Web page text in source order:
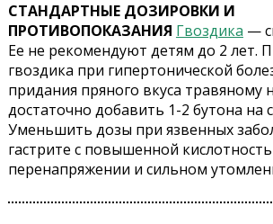
СТАНДАРТНЫЕ ДОЗИРОВКИ И
ПРОТИВОПОКАЗАНИЯ Гвоздика —
Ее не рекомендуют детям до 2 лет.
гвоздика при гипертонической
придания пряного вкуса травяному
достаточно добавить 1-2 бутона на
Уменьшить дозы при язвенных
гастрите с повышенной
перенапряжении и сильном